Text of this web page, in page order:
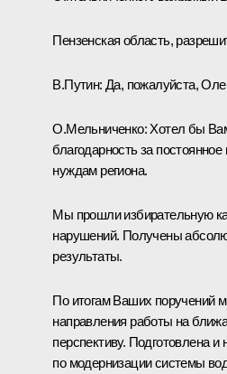
Пензенская область,
В.Путин: Да, пожалуйста,
О.Мельниченко: Хотел бы
благодарность за
нуждам региона.
Мы прошли избирательную
нарушений. Получены
результаты.
По итогам Ваших поручений
направления работы на
перспективу. Подготовлена и
по модернизации системы